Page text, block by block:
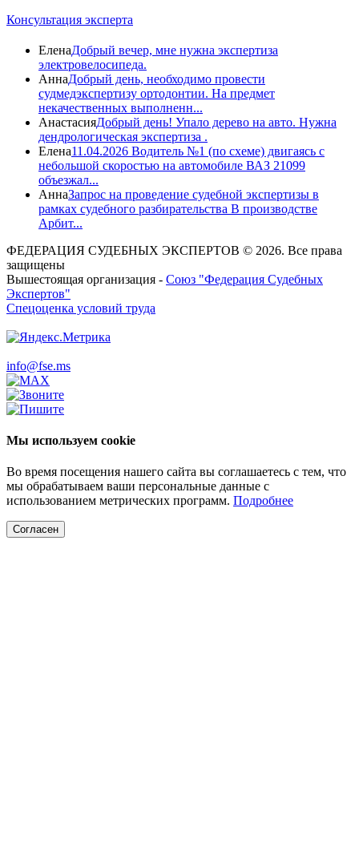
Консультация эксперта
ЕленаДобрый вечер, мне нужна экспертиза
электровелосипеда.
АннаДобрый день, необходимо провести
судмедэкспертизу ортодонтии. На предмет
некачественных выполненн...
АнастасияДобрый день! Упало дерево на авто. Нужна
дендрологическая экспертиза .
Елена11.04.2026 Водитель №1 (по схеме) двигаясь с
небольшой скоростью на автомобиле ВАЗ 21099
объезжал...
АннаЗапрос на проведение судебной экспертизы в
рамках судебного разбирательства В производстве
Арбит...
ФЕДЕРАЦИЯ СУДЕБНЫХ ЭКСПЕРТОВ © 2026. Все права
защищены
Вышестоящая организация - Союз "Федерация Судебных
Экспертов"
Спецоценка условий труда
info@fse.ms
Мы используем cookie
Во время посещения нашего сайта вы соглашаетесь с тем, что
мы обрабатываем ваши персональные данные с
использованием метрических программ. Подробнее
Согласен